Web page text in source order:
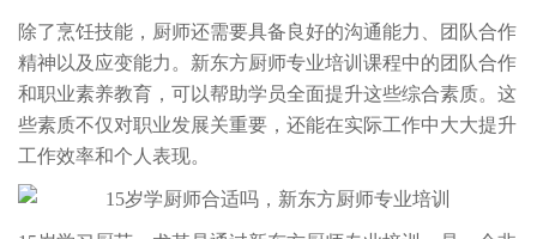
除了烹饪技能，厨师还需要具备良好的沟通能力、团队合作
精神以及应变能力。新东方厨师专业培训课程中的团队合作
和职业素养教育，可以帮助学员全面提升这些综合素质。这
些素质不仅对职业发展关重要，还能在实际工作中大大提升
工作效率和个人表现。